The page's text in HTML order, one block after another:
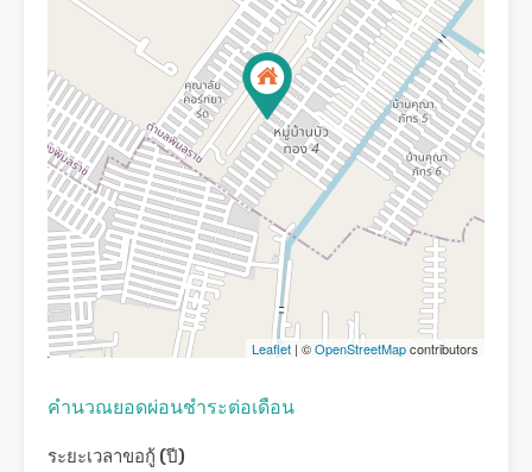
Leaflet | ©OpenStreetMapcontributors
คํานวณยอดผ่อนชําระต่อเดือน
ระยะเวลาขอกู้ (ปี)